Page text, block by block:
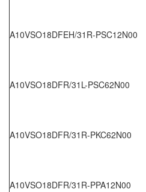
A10VSO18DFEH/31R-PSC12N00
A10VSO18DFR/31L-PSC62N00
A10VSO18DFR/31R-PKC62N00
A10VSO18DFR/31R-PPA12N00